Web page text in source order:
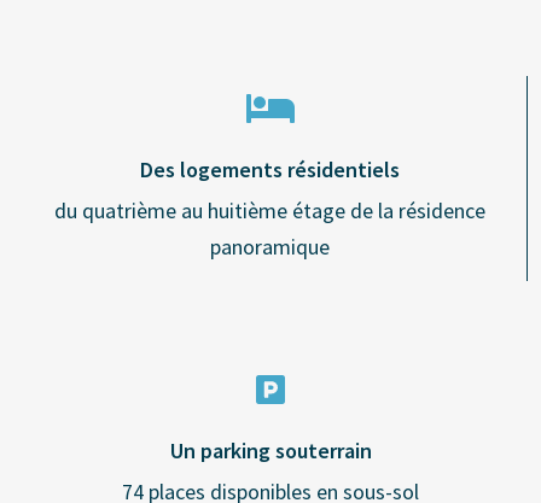
Des logements résidentiels
du quatrième au huitième étage de la résidence
panoramique
Un parking souterrain
74 places disponibles en sous-sol